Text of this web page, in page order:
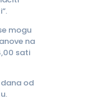
mogu
na
sati
od